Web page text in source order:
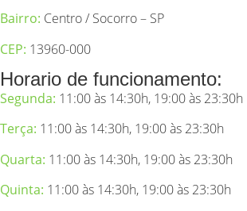
Bairro: Centro/ Socorro – SP
CEP: 13960-000
Horario de funcionamento:
Segunda: 11:00 às 14:30h, 19:00 às 23:30h
Terça: 11:00 às 14:30h, 19:00 às 23:30h
Quarta: 11:00 às 14:30h, 19:00 às 23:30h
Quinta: 11:00 às 14:30h, 19:00 às 23:30h